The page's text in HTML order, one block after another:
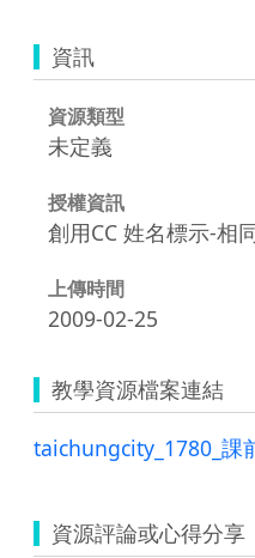
資訊
資源類型
未定義
授權資訊
創用CC 姓名標示-相
上傳時間
2009-02-25
教學資源檔案連結
taichungcity_1780_課
資源評論或心得分享